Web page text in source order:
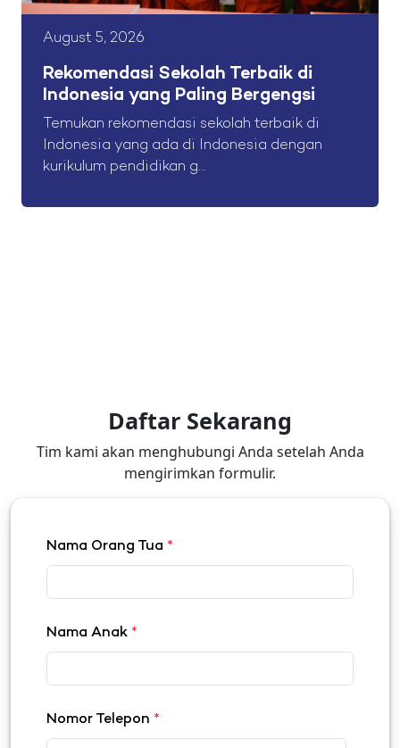
August 5, 2026
Rekomendasi Sekolah Terbaik di
Indonesia yang Paling Bergengsi
Temukan rekomendasi sekolah terbaik di
Indonesia yang ada di Indonesia dengan
kurikulum pendidikan g...
Daftar Sekarang
Tim kami akan menghubungi Anda setelah Anda
mengirimkan formulir.
Nama Orang Tua *
Nama Anak *
Nomor Telepon *